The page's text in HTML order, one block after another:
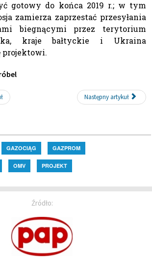
gotowy do końca 2019 r.; w tym
zamierza zaprzestać przesyłania
biegnącymi przez terytorium
kraje bałtyckie i Ukraina
projektowi.
Następny artykuł
GAZOCIĄG GAZPROM
OMV PROJEKT
Źródło: